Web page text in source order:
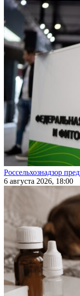
Россельхознадзор
6 августа 2026, 18:00